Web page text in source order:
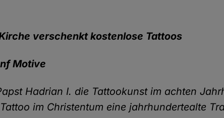
verschenkt kostenlose Tattoos
Motive
Hadrian I. die Tattookunst im achten
im Christentum eine jahrhundertealte